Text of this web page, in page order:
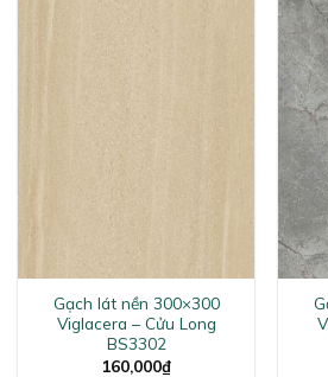
Gạch lát nền 300×300
Viglacera – Cửu Long
BS3302
160,000₫